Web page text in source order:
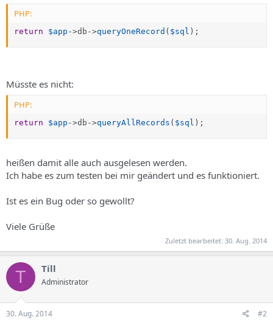
PHP:
return $app ->db ->queryOneRecord ( $sql ) ;
Müsste es nicht:
PHP:
return $app ->db ->queryAllRecords ( $sql ) ;
heißen damit alle auch ausgelesen werden.
Ich habe es zum testen bei mir geändert und es funktioniert.
Ist es ein Bug oder so gewollt?
Viele Grüße
Zuletzt bearbeitet: 30. Aug. 2014
T Till
Administrator
30. Aug. 2014 #2